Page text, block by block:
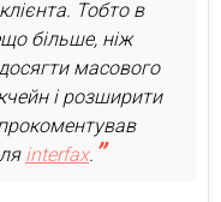
Тобто в
більше, ніж
масового
і розширити
interfax.